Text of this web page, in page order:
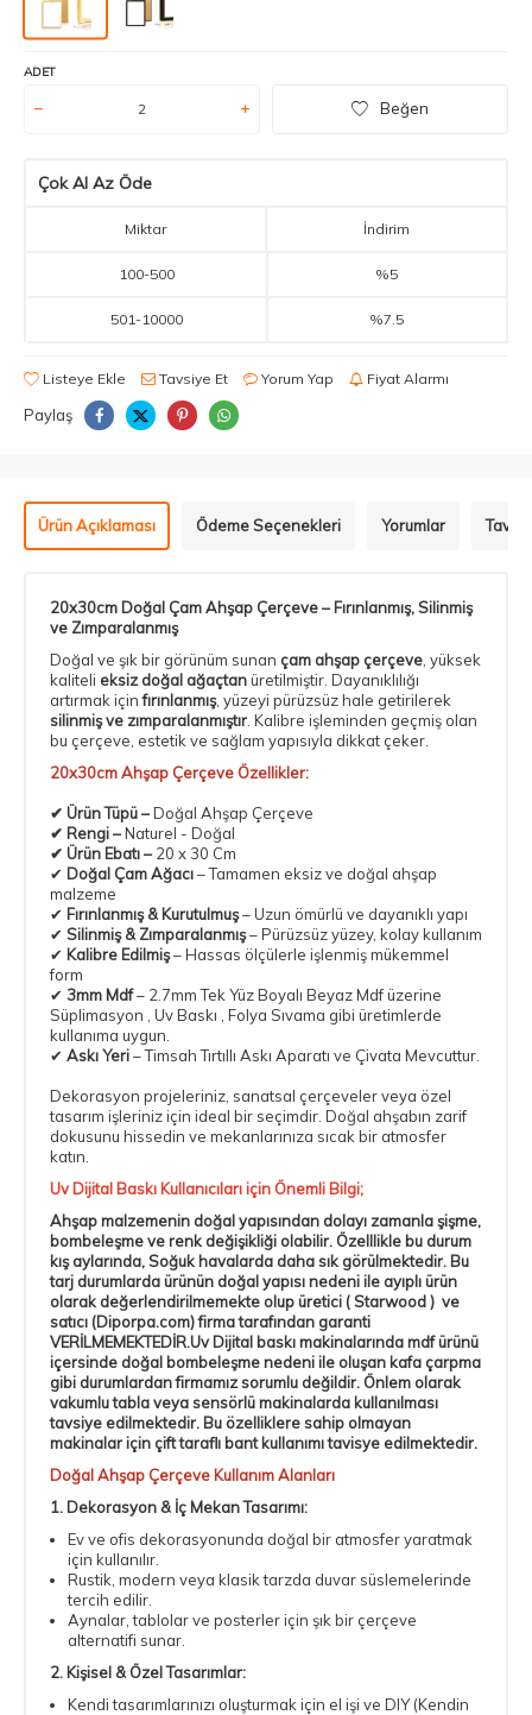
ADET
Beğen
Çok Al Az Öde
Miktar İndirim
100-500 %5
501 -10000 %7.5
Listeye Ekle Tavsiye Et Yorum Yap Fiyat Alarmı
Paylaş
Ürün Açıklaması Ödeme Seçenekleri Yorumlar
20x30cm Doğal Çam Ahşap Çerçeve – Fırınlanmış, Silinmiş
ve Zımparalanmış
Doğal ve şık bir görünüm sunan çam ahşap çerçeve , yüksek
kaliteli eksiz doğal ağaçtanüretilmiştir. Dayanıklılığı
artırmak içinfırınlanmış, yüzeyi pürüzsüz hale getirilerek
silinmiş ve zımparalanmıştır . Kalibre işleminden geçmiş olan
bu çerçeve, estetik ve sağlam yapısıyla dikkat çeker.
20x30cm Ahşap Çerçeve Özellikler:
✔ Ürün Tüpü–Doğal Ahşap Çerçeve
✔ Rengi–Naturel - Doğal
✔ Ürün Ebatı– 20 x 30 Cm
✔ Doğal Çam Ağacı– Tamamen eksiz ve doğal ahşap
malzeme
✔ Fırınlanmış & Kurutulmuş– Uzun ömürlü ve dayanıklı yapı
✔ Silinmiş & Zımparalanmış– Pürüzsüz yüzey, kolay kullanım
✔ Kalibre Edilmiş– Hassas ölçülerle işlenmiş mükemmel
form
✔ 3mm Mdf– 2.7mm Tek Yüz Boyalı Beyaz Mdfüzerine
Süplimasyon , Uv Baskı , Folya Sıvama gibi üretimlerde
kullanıma uygun.
✔ Askı Yeri–Timsah Tırtıllı Askı Aparatı ve Çivata Mevcuttur.
Dekorasyon projeleriniz, sanatsal çerçeveler veya özel
tasarım işleriniz için ideal bir seçimdir. Doğal ahşabın zarif
dokusunu hissedin ve mekanlarınıza sıcak bir atmosfer
katın.
Uv Dijital Baskı Kullanıcıları için Önemli Bilgi;
Ahşap malzemenin doğal yapısından dolayı zamanla şişme,
bombeleşme ve renk değişikliği olabilir. Özelllikle bu durum
kış aylarında, Soğuk havalarda daha sık görülmektedir. Bu
tarj durumlarda ürünün doğal yapısı nedeni ile ayıplı ürün
olarak değerlendirilmemekte olup üretici ( Starwood ) ve
satıcı (Diporpa.com) firma tarafından garanti
VERİLMEMEKTEDİR.Uv Dijital baskı makinalarında mdf ürünü
içersinde doğal bombeleşme nedeni ile oluşan kafa çarpma
gibi durumlardan firmamız sorumlu değildir. Önlem olarak
vakumlu tabla veya sensörlü makinalarda kullanılması
tavsiye edilmektedir. Bu özelliklere sahip olmayan
makinalar için çift taraflı bantkullanımı tavisye edilmektedir.
Doğal Ahşap Çerçeve Kullanım Alanları
1. Dekorasyon & İç Mekan Tasarımı:
Ev ve ofis dekorasyonunda doğal bir atmosfer yaratmak
için kullanılır.
Rustik, modern veya klasik tarzda duvar süslemelerinde
tercih edilir.
Aynalar, tablolar ve posterler için şık bir çerçeve
alternatifi sunar.
2. Kişisel & Özel Tasarımlar:
Kendi tasarımlarınızı oluşturmak için el işi ve DIY (Kendin